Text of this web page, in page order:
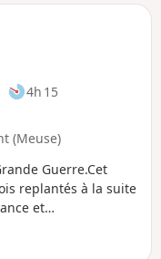
4h 15
(Meuse)
Guerre.Cet
replantés à la suite
et
le Fort de